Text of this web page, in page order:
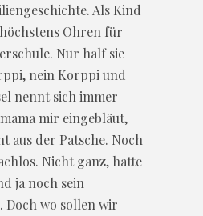
Als Kind
Ohren für
Nur half sie
nein Korppi und
nennt sich immer
mir eingebläut,
aus der Patsche. Noch
Nicht ganz, hatte
ja noch sein
Doch wo sollen wir